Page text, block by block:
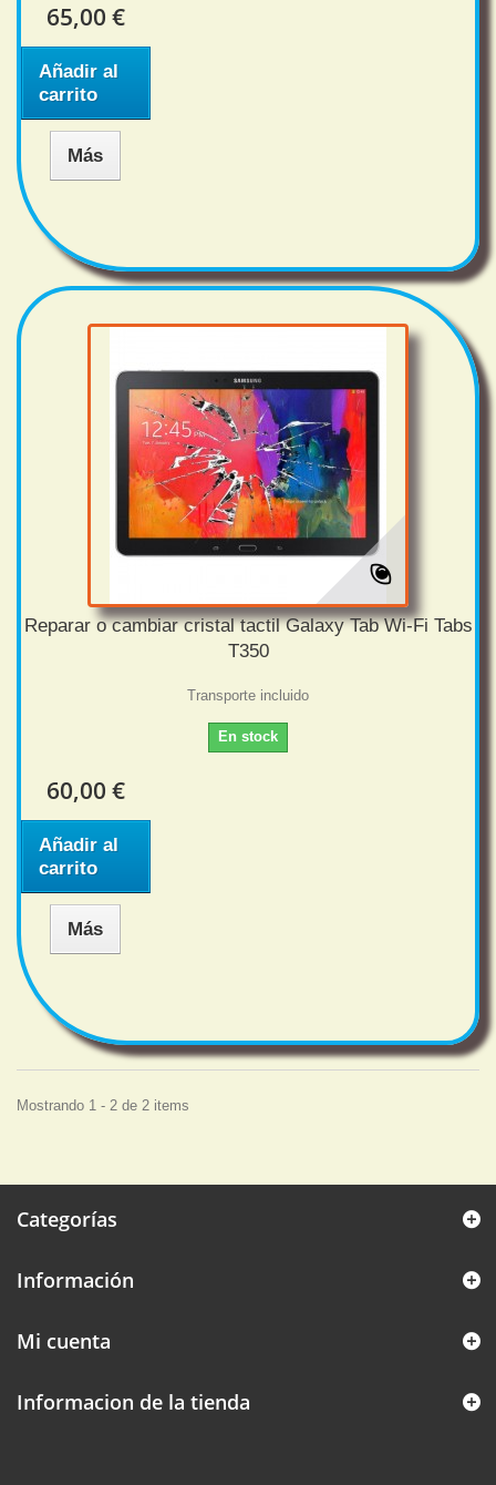
65,00 €
Añadir al
carrito
Más
Reparar o cambiar cristal tactil Galaxy Tab Wi-Fi Tabs
T350
Transporte incluido
En stock
60,00 €
Añadir al
carrito
Más
Mostrando 1 - 2 de 2 items
Categorías
Información
Mi cuenta
Informacion de la tienda